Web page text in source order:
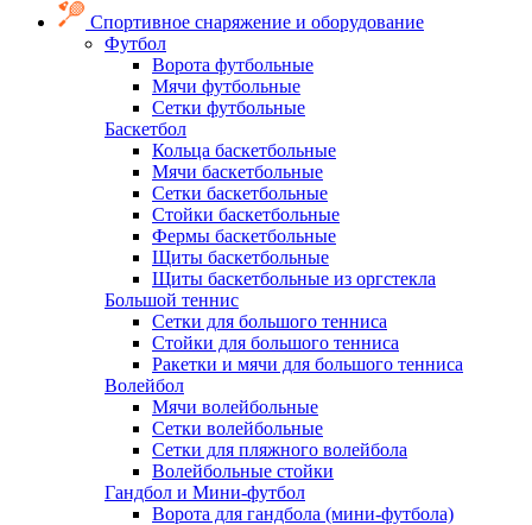
Спортивное снаряжение и оборудование
Футбол
Ворота футбольные
Мячи футбольные
Сетки футбольные
Баскетбол
Кольца баскетбольные
Мячи баскетбольные
Сетки баскетбольные
Стойки баскетбольные
Фермы баскетбольные
Щиты баскетбольные
Щиты баскетбольные из оргстекла
Большой теннис
Сетки для большого тенниса
Стойки для большого тенниса
Ракетки и мячи для большого тенниса
Волейбол
Мячи волейбольные
Сетки волейбольные
Сетки для пляжного волейбола
Волейбольные стойки
Гандбол и Мини-футбол
Ворота для гандбола (мини-футбола)